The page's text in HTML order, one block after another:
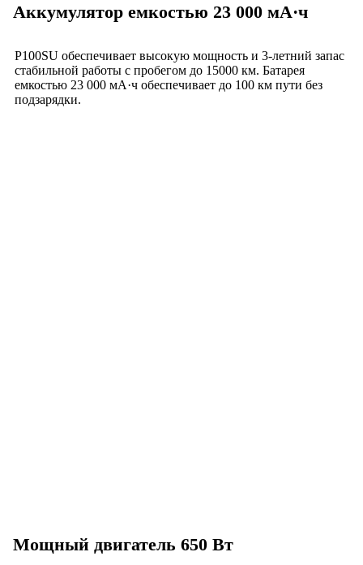
Аккумулятор емкостью 23 000 мА·ч
P100SU обеспечивает высокую мощность и 3-летний запас
стабильной работы с пробегом до 15000 км. Батарея
емкостью 23 000 мА·ч обеспечивает до 100 км пути без
подзарядки.
Мощный двигатель 650 Вт